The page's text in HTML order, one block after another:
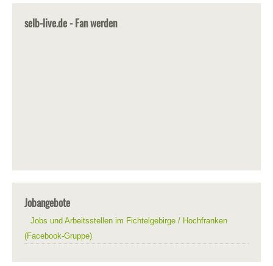
selb-live.de - Fan werden
Jobangebote
Jobs und Arbeitsstellen im Fichtelgebirge / Hochfranken
(Facebook-Gruppe)